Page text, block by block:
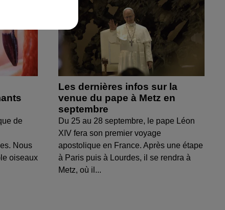
de
Nous
oiseaux
Les dernières infos sur la
venue du pape à Metz en
septembre
Du 25 au 28 septembre, le pape Léon
XIV fera son premier voyage
apostolique en France. Après une étape
à Paris puis à Lourdes, il se rendra à
Metz, où il...